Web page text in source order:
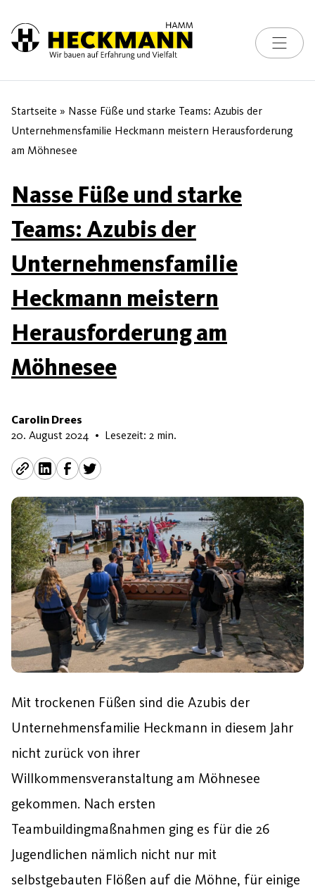
Skip to content
Toggle
Startseite » Nasse Füße und starke Teams: Azubis der
Unternehmensfamilie Heckmann meistern Herausforderung
am Möhnesee
Nasse Füße und starke
Teams: Azubis der
Unternehmensfamilie
Heckmann meistern
Herausforderung am
Möhnesee
Carolin Drees
20. August 2024 9. September 2024
• Lesezeit: 2 min.
Mit trockenen Füßen sind die Azubis der
Unternehmensfamilie Heckmann in diesem Jahr
nicht zurück von ihrer
Willkommensveranstaltung am Möhnesee
gekommen. Nach ersten
Teambuildingmaßnahmen ging es für die 26
Jugendlichen nämlich nicht nur mit
selbstgebauten Flößen auf die Möhne, für einige